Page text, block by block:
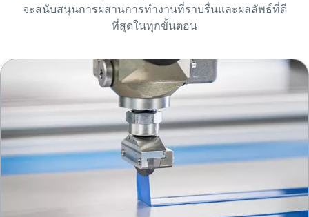
จะสนับสนุนการผสานการทํางานที่ราบรื่นและผลลัพธ์ที่ดี
ที่สุดในทุกขั้นตอน